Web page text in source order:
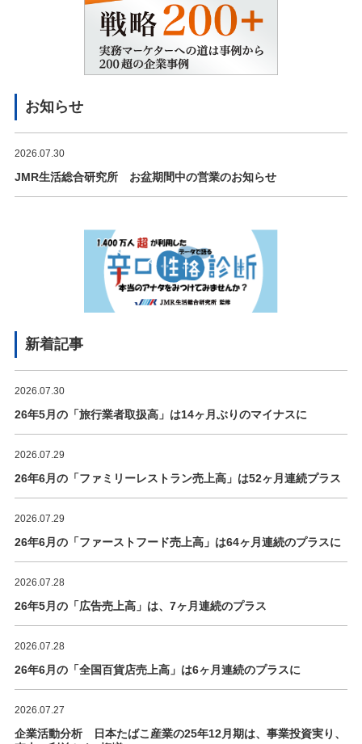
お知らせ
2026.07.30
JMR生活総合研究所 お盆期間中の営業のお知らせ
新着記事
2026.07.30
26年5月の「旅行業者取扱高」は14ヶ月ぶりのマイナスに
2026.07.29
26年6月の「ファミリーレストラン売上高」は52ヶ月連続プラス
2026.07.29
26年6月の「ファーストフード売上高」は64ヶ月連続のプラスに
2026.07.28
26年5月の「広告売上高」は、7ヶ月連続のプラス
2026.07.28
26年6月の「全国百貨店売上高」は6ヶ月連続のプラスに
2026.07.27
企業活動分析 日本たばこ産業の25年12月期は、事業投資実り、